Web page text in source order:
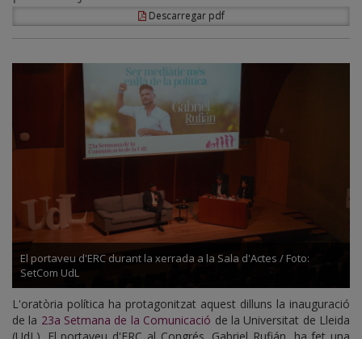
la
Comunicació
a
Descarregar pdf
El portaveu d'ERC durant la xerrada a la Sala d'Actes / Foto:
SetCom UdL
L'oratòria política ha protagonitzat aquest dilluns la inauguració
de la 23a Setmana de la Comunicació de la Universitat de Lleida